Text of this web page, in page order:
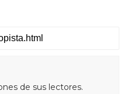
de sus lectores.